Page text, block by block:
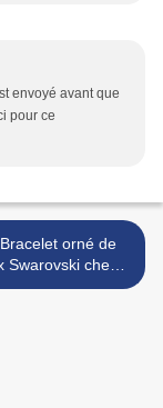
envoyé avant que
pour ce
orné de
Swarovski chez
MORGAN . ♥ >